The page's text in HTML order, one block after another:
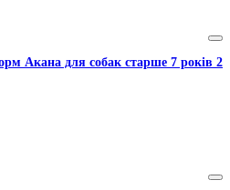
Акана для собак старше 7 років 2